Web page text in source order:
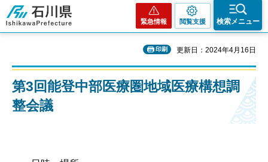
石川県
緊急情報 閲覧支援 検索メニュー
印刷 更新日：2024年4月16日
第3回能登中部医療圏地域医療構想調
整会議